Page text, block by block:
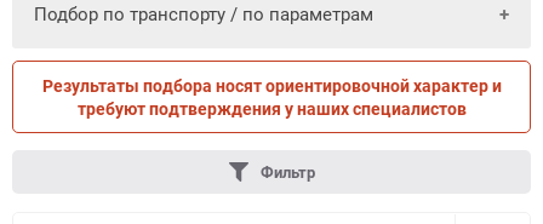
Подбор по транспорту / по параметрам
ПО ТРАНСПОРТУ ПО ПАРАМЕТРАМ
Результаты подбора носят ориентировочной характер и
требуют подтверждения у наших специалистов
Фильтр